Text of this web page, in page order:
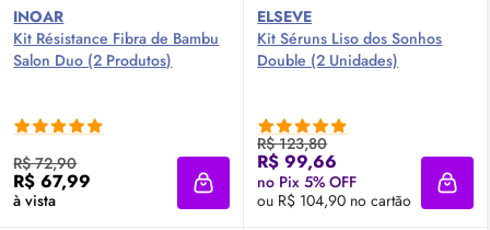
INOAR
Kit Résistance Fibra de Bambu
Salon Duo (2 Produtos)
R$ 72,90
R$ 67,99
à vista Adicionar à sacola
ELSEVE
Kit Séruns Liso dos Sonhos
Double (2 Unidades)
R$ 123,80
R$ 99,66
no Pix 5% OFF
ou R$ 104,90 no cartão